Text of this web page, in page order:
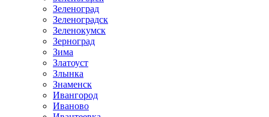
Зеленоград
Зеленоградск
Зеленокумск
Зерноград
Зима
Златоуст
Злынка
Знаменск
Ивангород
Иваново